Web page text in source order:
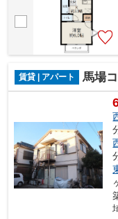
賃貸 | アパート 馬場